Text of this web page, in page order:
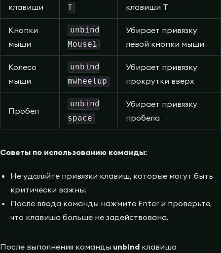
клавиши
T
клавиши T
Кнопки
мыши
unbind
Mouse1
Убирает привязку
левой кнопки мыши
Колесо
мыши
unbind
mwheelup
Убирает привязку
прокрутки вверх
Пробел
unbind
space
Убирает привязку
пробела
Советы по использованию команды:
Не удаляйте привязки клавиш, которые могут быть
критически важны.
После ввода команды нажмите Enter и проверьте,
что клавиша больше не задействована.
После выполнения команды unbind клавиша